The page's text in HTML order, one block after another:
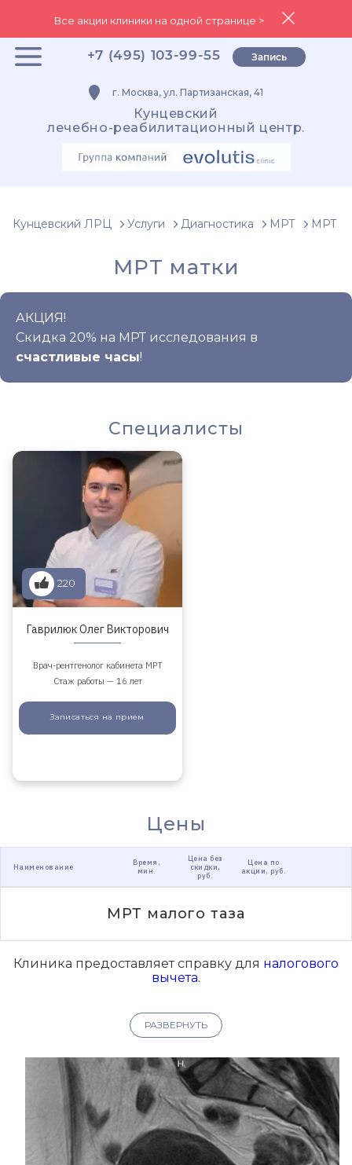
Все акции клиники на одной странице >
+7 (495) 103-99-55 Запись
г. Москва, ул. Партизанская, 41
Кунцевский
лечебно-реабилитационный центр.
Кунцевский ЛРЦ Услуги Диагностика МРТ МРТ
МРТ матки
АКЦИЯ!
Скидка 20% на МРТ исследования в
счастливые часы!
Специалисты
220
Гаврилюк Олег Викторович
Врач-рентгенолог кабинета МРТ
Стаж работы — 16 лет
Записаться на прием
Цены
Наименование
Время,
мин.
Цена без
скидки,
руб.
Цена по
акции, руб.
МРТ малого таза
Клиника предоставляет справку для налогового
вычета.
РАЗВЕРНУТЬ